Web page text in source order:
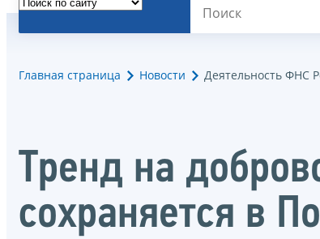
Главная страница Новости Деятельность ФНС
Тренд на
сохраняется в